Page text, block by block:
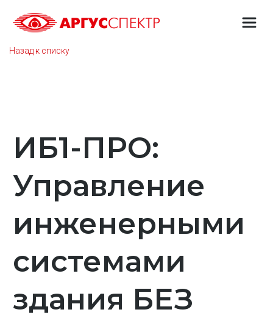
Назад к списку
ИБ1-ПРО:
Управление
инженерными
системами
здания БЕЗ